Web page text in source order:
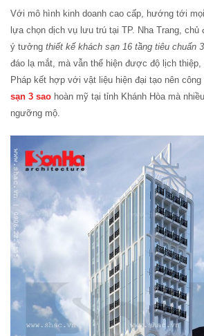
Với mô hình kinh doanh cao cấp, hướng tới
lựa chọn dịch vụ lưu trú tại TP. Nha Trang, chủ
ý tưởng thiết kế khách sạn 16 tầng tiêu chuẩn
đáo lạ mắt, mà vẫn thể hiện được độ lịch thiệp,
Pháp kết hợp với vật liệu hiện đại tạo nên công
sạn 3 sao hoàn mỹ tại tỉnh Khánh Hòa mà
ngưỡng mộ.